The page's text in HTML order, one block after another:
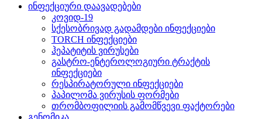
ინფექციური დაავადებები
კოვიდ-19
სქესობრივად გადამდები ინფექციები
TORCH ინფექციები
ჰეპატიტის ვირუსები
გასტრო-ენტეროლოგიური ტრაქტის
ინფექციები
რესპირატორული ინფექციები
პაპილომა ვირუსის ფორმები
თრომბოფილიის გამომწვევი ფაქტორები
გენომიკა